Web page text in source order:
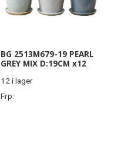
BG 2513M679-19 PEARL
GREY MIX D:19CM x12
12 i lager
Frp: